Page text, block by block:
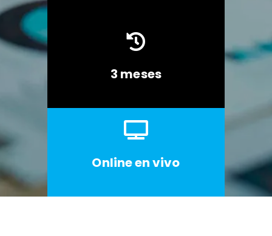

3 meses

Online en vivo